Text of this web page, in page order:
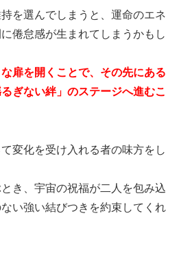
を選んでしまうと、運命のエネ
倦怠感が生まれてしまうかもし
扉を開くことで、その先にある
ぎない絆」のステージへ進むこ
変化を受け入れる者の味方をし
き、宇宙の祝福が二人を包み込
い強い結びつきを約束してくれ